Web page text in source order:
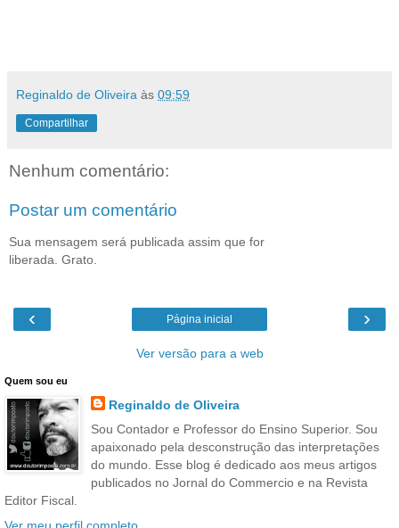
Reginaldo de Oliveira às 09:59
Compartilhar
Nenhum comentário:
Postar um comentário
Sua mensagem será publicada assim que for
liberada. Grato.
‹ ›
Página inicial
Ver versão para a web
Quem sou eu
Reginaldo de Oliveira
Sou Contador e Professor do Ensino Superior. Sou
apaixonado pela desconstrução das interpretações
do mundo. Esse blog é dedicado aos meus artigos
publicados no Jornal do Commercio e na Revista
Editor Fiscal.
Ver meu perfil completo